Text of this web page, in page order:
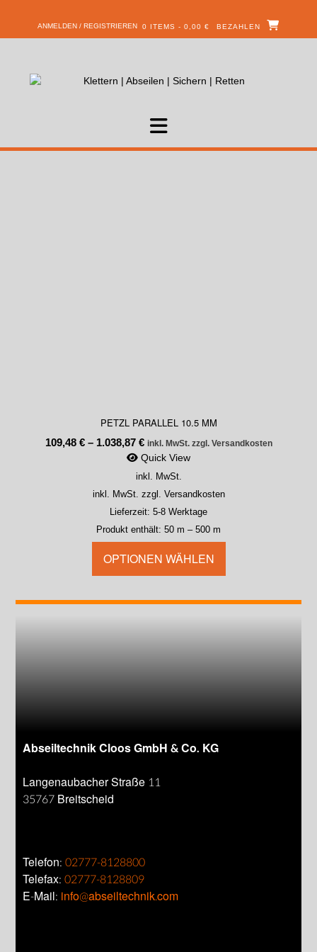
ANMELDEN / REGISTRIEREN 0 ITEMS - 0,00 € BEZAHLEN
PETZL PARALLEL 10.5 MM
109,48 €– 1.038,87 € inkl. MwSt. zzgl. Versandkosten
Quick View
inkl. MwSt.
inkl. MwSt. zzgl. Versandkosten
Lieferzeit: 5-8 Werktage
Produkt enthält: 50 m – 500 m
OPTIONEN WÄHLEN
Abseiltechnik Cloos GmbH & Co. KG
Langenaubacher Straße 11
35767 Breitscheid
Telefon:02777-8128800
Telefax:02777-8128809
E-Mail: info@abseiltechnik.com